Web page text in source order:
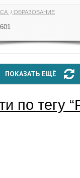
ОБРАЗОВАНИЕ
601
ПОКАЗАТЬ ЕЩЁ
по тегу “